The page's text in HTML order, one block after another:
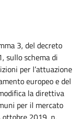
3, del decreto
sullo schema di
per l’attuazione
europeo e del
la direttiva
per il mercato